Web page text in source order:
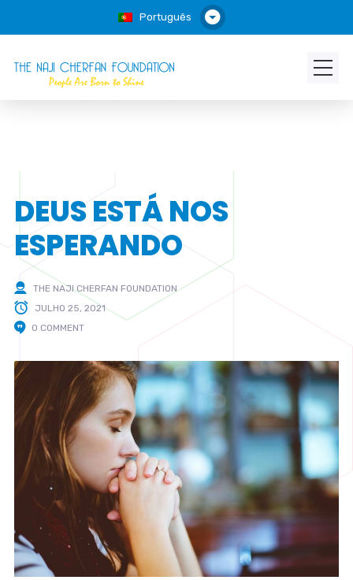
Português
DEUS ESTÁ NOS
ESPERANDO
THE NAJI CHERFAN FOUNDATION
JULHO 25, 2021
0 COMMENT